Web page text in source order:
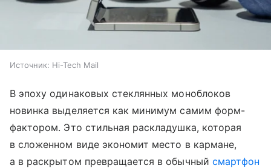
Источник: Hi-Tech Mail
В эпоху одинаковых стеклянных моноблоков
новинка выделяется как минимум самим форм-
фактором. Это стильная раскладушка, которая
в сложенном виде экономит место в кармане,
а в раскрытом превращается в обычный смартфон